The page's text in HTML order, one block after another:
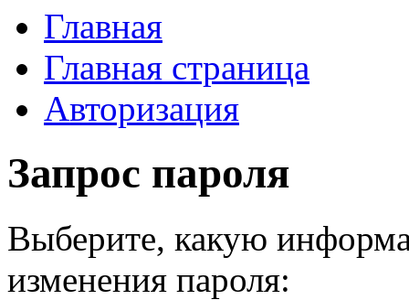
Главная
Главная страница
Авторизация
Запрос пароля
Выберите, какую
изменения пароля: